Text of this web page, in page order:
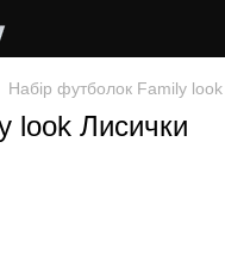
Набір футболок Family
look Лисички